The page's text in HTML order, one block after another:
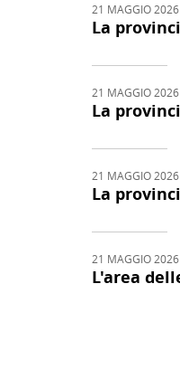
21 MAGGIO 2026
La
21 MAGGIO 2026
La
21 MAGGIO 2026
La
21 MAGGIO 2026
L'area